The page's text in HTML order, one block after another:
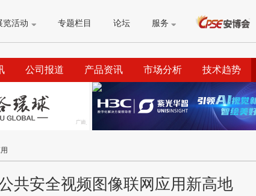
览活动 专题栏目 论坛 服务
公司报道 产品资讯 市场分析 技术趋势
共安全视频图像联网应用新高地